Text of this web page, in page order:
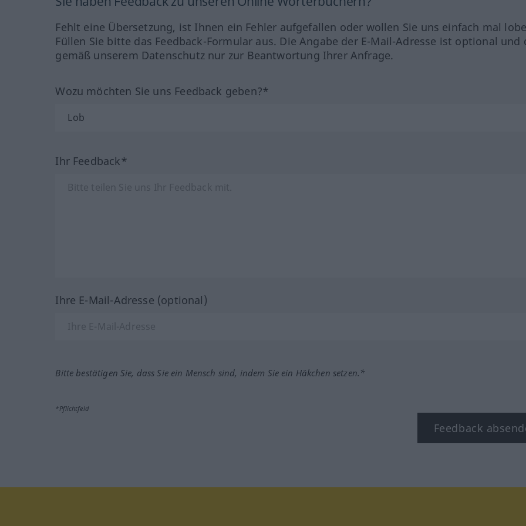
Fehlt eine Übersetzung, ist Ihnen ein Fehler aufgefallen oder wollen Sie uns einfach mal
Füllen Sie bitte das Feedback-Formular aus. Die Angabe der E-Mail-Adresse ist optional und
gemäß unserem Datenschutz nur zur Beantwortung Ihrer Anfrage.
Wozu möchten Sie uns Feedback geben?*
Ihr Feedback*
Ihre E-Mail-Adresse (optional)
Bitte bestätigen Sie, dass Sie ein Mensch sind, indem Sie ein Häkchen setzen.*
*Pflichtfeld
Feedback